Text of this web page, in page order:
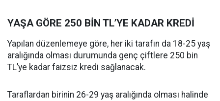
YAŞA GÖRE 250 BİN TL’YE KADAR KREDİ
Yapılan düzenlemeye göre, her iki tarafın da 18-25 yaş
aralığında olması durumunda genç çiftlere 250 bin
TL’ye kadar faizsiz kredi sağlanacak.
Taraflardan birinin 26-29 yaş aralığında olması halinde